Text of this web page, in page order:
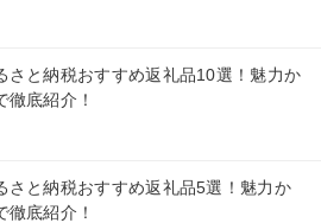
さと納税おすすめ返礼品10選！魅力か
徹底紹介！
さと納税おすすめ返礼品5選！魅力か
徹底紹介！